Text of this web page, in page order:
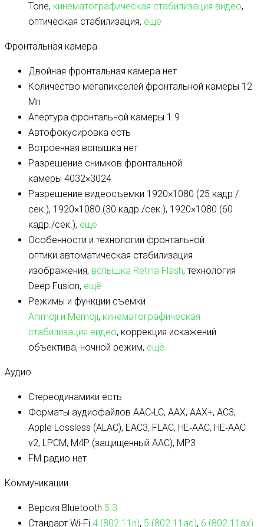
Tone, кинематографическая стабилизация видео,
оптическая стабилизация, ещё
Фронтальная камера
Двойная фронтальная камера нет
Количество мегапикселей фронтальной камеры 12
Мп
Апертура фронтальной камеры 1.9
Автофокусировка есть
Встроенная вспышка нет
Разрешение снимков фронтальной
камеры 4032×3024
Разрешение видеосъемки 1920×1080 (25 кадр./
сек.), 1920×1080 (30 кадр./сек.), 1920×1080 (60
кадр./сек.), ещё
Особенности и технологии фронтальной
оптики автоматическая стабилизация
изображения, вспышка Retina Flash, технология
Deep Fusion, ещё
Режимы и функции съемки
Animoji и Memoji, кинематографическая
стабилизация видео, коррекция искажений
объектива, ночной режим, ещё
Аудио
Стереодинамики есть
Форматы аудиофайлов AAC‑LC, AAX, AAX+, AC3,
Apple Lossless (ALAC), EAC3, FLAC, HE‑AAC, HE‑AAC
v2, LPCM, M4P (защищенный AAC), MP3
FM радио нет
Коммуникации
Версия Bluetooth 5.3
Стандарт Wi-Fi 4 (802.11n), 5 (802.11ac), 6 (802.11ax)